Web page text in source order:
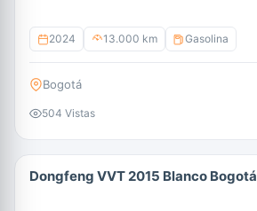
2024 13.000 km Gasolina
Bogotá
504 Vistas
Dongfeng VVT 2015 Blanco Bogotá